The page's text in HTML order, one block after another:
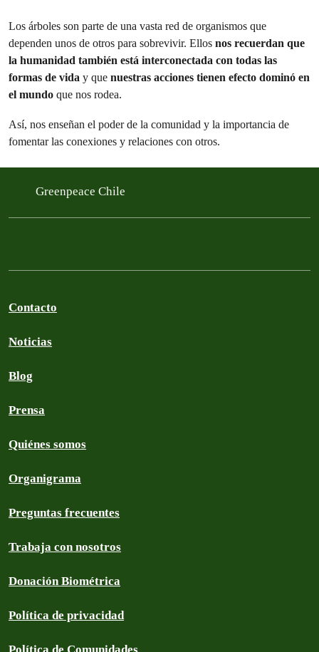
Los árboles son parte de una vasta red de organismos que
dependen unos de otros para sobrevivir. Ellos nos recuerdan que
la humanidad también está interconectada con todas las
formas de vida y que nuestras acciones tienen efecto dominó en
el mundo que nos rodea.
Así, nos enseñan el poder de la comunidad y la importancia de
fomentar las conexiones y relaciones con otros.
Greenpeace Chile
Contacto
Noticias
Blog
Prensa
Quiénes somos
Organigrama
Preguntas frecuentes
Trabaja con nosotros
Donación Biométrica
Política de privacidad